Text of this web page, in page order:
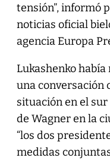
tensión”, informó
noticias oficial
agencia Europa
Lukashenko
una conversación
situación en el
de Wagner en la
“los dos
medidas